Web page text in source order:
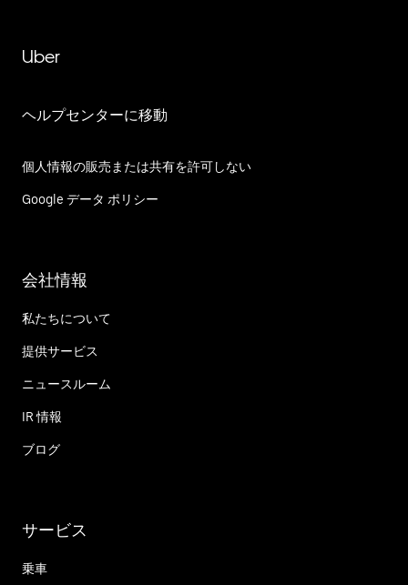
Uber
ヘルプセンターに移動
個人情報の販売または共有を許可しない
Google データ ポリシー
会社情報
私たちについて
提供サービス
ニュースルーム
IR 情報
ブログ
サービス
乗車